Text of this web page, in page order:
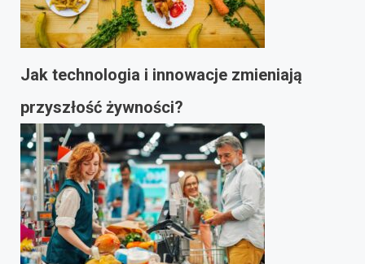
Jak technologia i innowacje zmieniają
przyszłość żywności?